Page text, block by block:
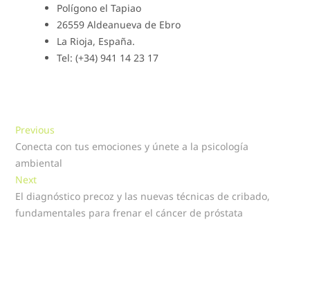
Polígono el Tapiao
26559 Aldeanueva de Ebro
La Rioja, España.
Tel: (+34) 941 14 23 17
Navegación
de
entradas
Previous
post:
Conecta con tus emociones y únete a la psicología
ambiental
NextNext
post:
El diagnóstico precoz y las nuevas técnicas de cribado,
fundamentales para frenar el cáncer de próstata